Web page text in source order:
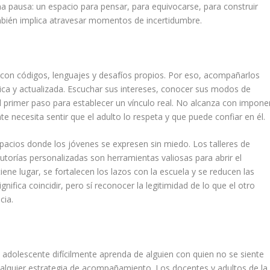
pausa: un espacio para pensar, para equivocarse, para construir
implica atravesar momentos de incertidumbre.
códigos, lenguajes y desafíos propios. Por eso, acompañarlos
y actualizada. Escuchar sus intereses, conocer sus modos de
paso para establecer un vínculo real. No alcanza con
necesita sentir que el adulto lo respeta y que puede confiar en él.
donde los jóvenes se expresen sin miedo. Los talleres de
personalizadas son herramientas valiosas para abrir el
lugar, se fortalecen los lazos con la escuela y se reducen las
coincidir, pero sí reconocer la legitimidad de lo que el otro
difícilmente aprenda de alguien con quien no se siente